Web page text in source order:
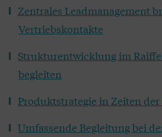
Zentrales Leadmanagement
Vertriebskontakte
Strukturentwicklung im
begleiten
Produktstrategie in Zeiten
Umfassende Begleitung bei